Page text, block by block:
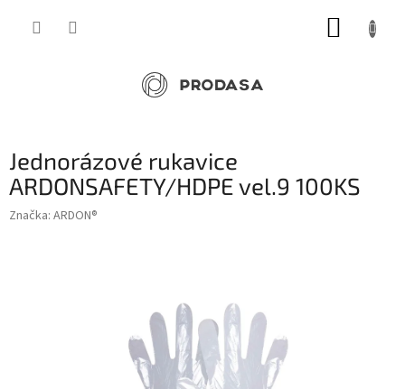
Jednorázové rukavice
ARDONSAFETY/HDPE vel.9 100KS
Značka: ARDON®